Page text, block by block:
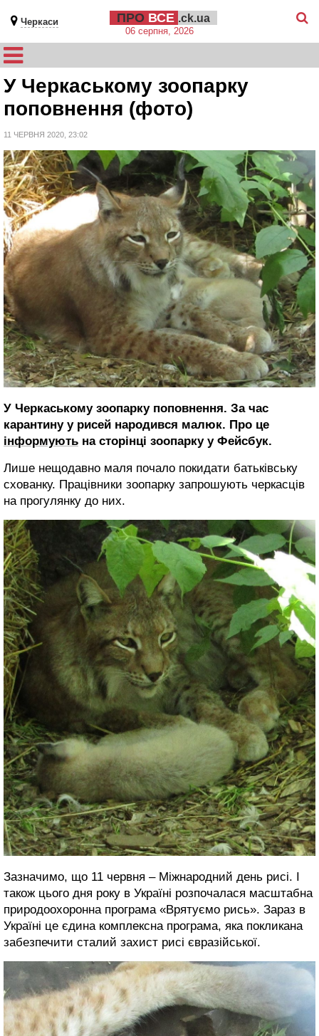
Черкаси ПРО ВСЕ .ck.ua
06 серпня, 2026
У Черкаському зоопарку
поповнення (фото)
11 ЧЕРВНЯ 2020, 23:02
У Черкаському зоопарку поповнення. За час
карантину у рисей народився малюк. Про це
інформують на сторінці зоопарку у Фейсбук.
Лише нещодавно маля почало покидати батьківську
схованку. Працівники зоопарку запрошують черкасців
на прогулянку до них.
Зазначимо, що 11 червня – Міжнародний день рисі. І
також цього дня року в Україні розпочалася масштабна
природоохоронна програма «Врятуємо рись». Зараз в
Україні це єдина комплексна програма, яка покликана
забезпечити сталий захист рисі євразійської.